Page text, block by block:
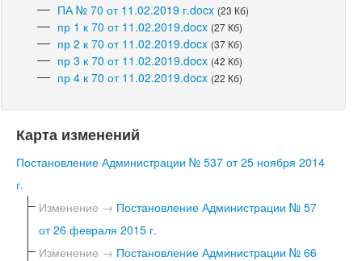
ПА № 70 от 11.02.2019 г.docx (23 Кб)
пр 1 к 70 от 11.02.2019.docx (27 Кб)
пр 2 к 70 от 11.02.2019.docx (37 Кб)
пр 3 к 70 от 11.02.2019.docx (42 Кб)
пр 4 к 70 от 11.02.2019.docx (22 Кб)
Карта изменений
Постановление Администрации № 537 от 25 ноября 2014
г.
Изменение → Постановление Администрации № 57
от 26 февраля 2015 г.
Изменение → Постановление Администрации № 66